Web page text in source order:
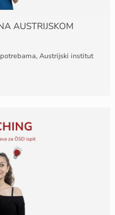
AUSTRIJSKOM
Austrijski institut